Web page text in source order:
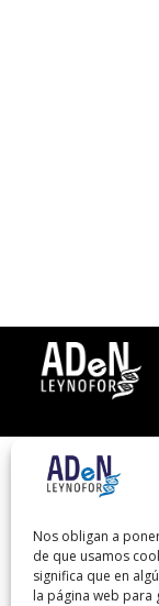
Nos obligan a
de que usamos
significa que en
la página web